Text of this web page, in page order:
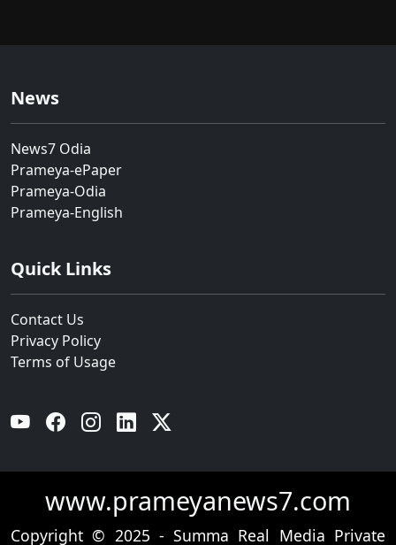
News
News7 Odia
Prameya-ePaper
Prameya-Odia
Prameya-English
Quick Links
Contact Us
Privacy Policy
Terms of Usage
YouTube Facebook Instagram Linkedin
www.prameyanews7.com
Copyright © 2025 - Summa Real Media Private